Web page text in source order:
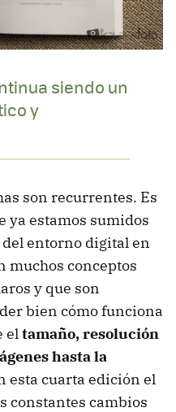
siendo un
y
son recurrentes. Es
ya estamos sumidos
entorno digital en
muchos conceptos
y que son
bien cómo funciona
eltamaño, resolución
hasta la
esta cuarta edición el
constantes cambios